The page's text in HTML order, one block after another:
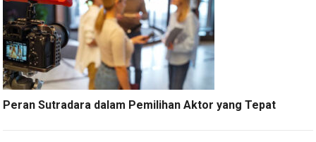
Peran Sutradara dalam Pemilihan Aktor yang Tepat